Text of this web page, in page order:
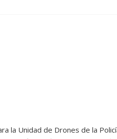
la Unidad de Drones de la